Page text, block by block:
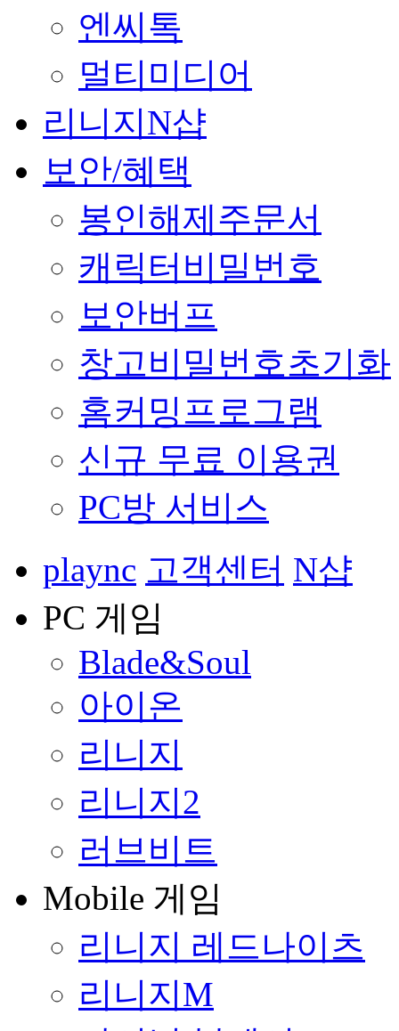
엔씨톡
멀티미디어
리니지N샵
보안/혜택
봉인해제주문서
캐릭터비밀번호
보안버프
창고비밀번호초기화
홈커밍프로그램
신규 무료 이용권
PC방 서비스
plaync 고객센터 N샵
PC 게임
Blade&Soul
아이온
리니지
리니지2
러브비트
Mobile 게임
리니지 레드나이츠
리니지M